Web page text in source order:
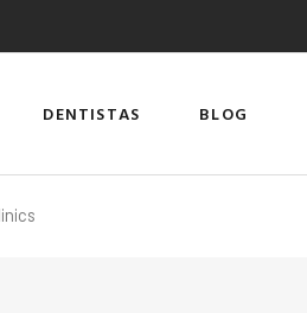
DENTISTAS BLOG